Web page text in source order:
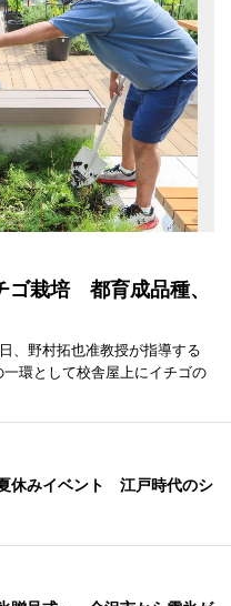
ゴ栽培 都育成品種、
、野村拓也准教授が指導する
環として校舎屋上にイチゴの
休みイベント 江戸時代のシ